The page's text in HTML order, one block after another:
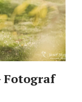
Fotograf